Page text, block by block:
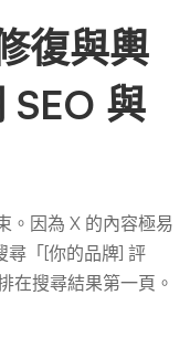
復與輿
與
。因為 X 的內容極易
尋「[你的品牌] 評
在搜尋結果第一頁。